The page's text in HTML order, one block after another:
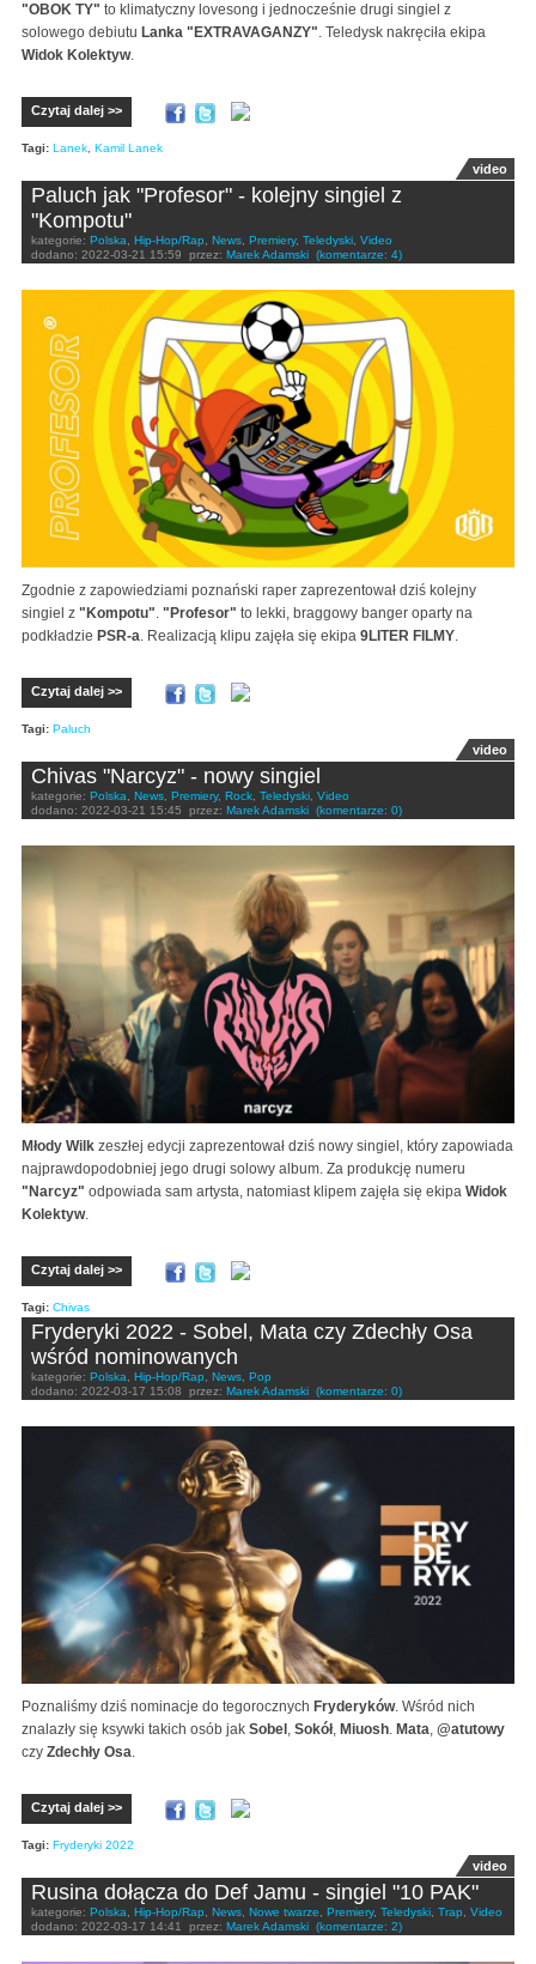
"OBOK TY" to klimatyczny lovesong i jednocześnie drugi singiel z
solowego debiutu Lanka "EXTRAVAGANZY". Teledysk nakręciła ekipa
Widok Kolektyw.
Czytaj dalej >>
Tagi: Lanek Kamil Lanek
video
Paluch jak "Profesor" - kolejny singiel z
"Kompotu"
kategorie: Polska Hip-Hop/Rap News Premiery, Teledyski Video
dodano: 2022-03-21 15:59 przez: Marek Adamski (komentarze: 4)
Zgodnie z zapowiedziami poznański raper zaprezentował dziś kolejny
singiel z "Kompotu". "Profesor" to lekki, braggowy banger oparty na
podkładzie PSR-a. Realizacją klipu zajęła się ekipa 9LITER FILMY.
Czytaj dalej >>
Tagi: Paluch
video
Chivas "Narcyz" - nowy singiel
kategorie: Polska News Premiery, Rock Teledyski Video
dodano: 2022-03-21 15:45 przez: Marek Adamski (komentarze: 0)
Młody Wilk zeszłej edycji zaprezentował dziś nowy singiel, który zapowiada
najprawdopodobniej jego drugi solowy album. Za produkcję numeru
"Narcyz" odpowiada sam artysta, natomiast klipem zajęła się ekipa Widok
Kolektyw.
Czytaj dalej >>
Tagi: Chivas
Fryderyki 2022 - Sobel, Mata czy Zdechły Osa
wśród nominowanych
kategorie: Polska Hip-Hop/Rap News Pop
dodano: 2022-03-17 15:08 przez: Marek Adamski (komentarze: 0)
Poznaliśmy dziś nominacje do tegorocznych Fryderyków. Wśród nich
znalazły się ksywki takich osób jak Sobel , Sokół, Miuosh. Mata, @atutowy
czy Zdechły Osa.
Czytaj dalej >>
Tagi: Fryderyki 2022
video
Rusina dołącza do Def Jamu - singiel "10 PAK"
kategorie: Polska, Hip-Hop/Rap, News, Nowe twarze, Premiery, Teledyski, Trap, Video
dodano: 2022-03-17 14:41 przez: Marek Adamski (komentarze: 2)